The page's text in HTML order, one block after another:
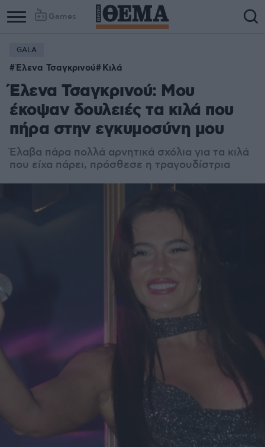
Games
GALA
Έλενα Τσαγκρινού Κιλά
Έλενα Τσαγκρινού: Μου
έκοψαν δουλειές τα κιλά που
πήρα στην εγκυμοσύνη μου
Έλαβα πάρα πολλά αρνητικά σχόλια για τα κιλά
που είχα πάρει, πρόσθεσε η τραγουδίστρια